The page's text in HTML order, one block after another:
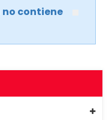
no contiene